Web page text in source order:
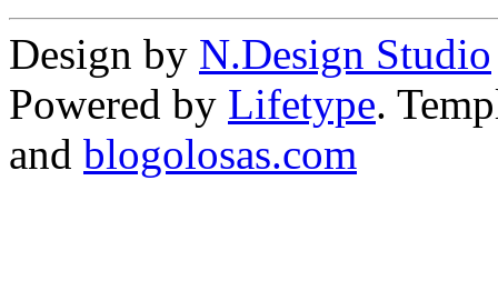
Design by N.Design Studio
Powered by Lifetype.
and blogolosas.com